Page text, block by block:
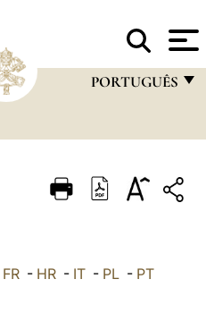
PORTUGUÊS
ITALIANO
FR- HR- IT- PL- PT